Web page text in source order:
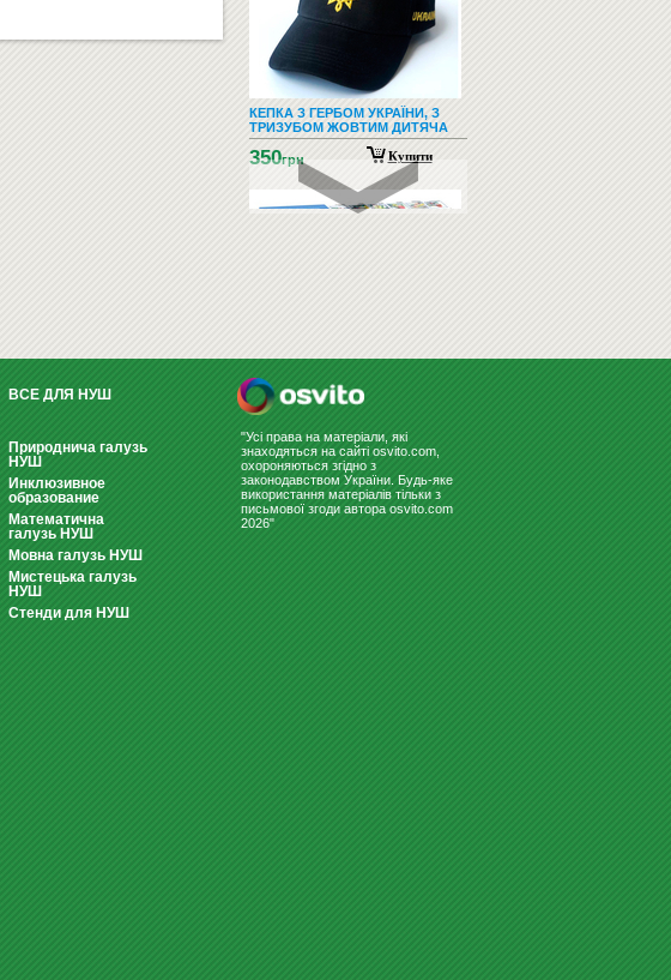
КЕПКА З ГЕРБОМ УКРАЇНИ, З
ТРИЗУБОМ ЖОВТИМ ДИТЯЧА
350грн Купити
СХЕМ)
2255
ВСЕ ДЛЯ НУШ
Природнича галузь
НУШ
Инклюзивное
образование
Математична
галузь НУШ
Мовна галузь НУШ
Мистецька галузь
НУШ
Стенди для НУШ
"Усі права на матеріали, які
знаходяться на сайті osvito.com,
охороняються згідно з
законодавством України. Будь-яке
використання матеріалів тільки з
письмової згоди автора osvito.com
2026"